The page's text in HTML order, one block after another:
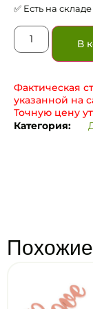
✅ Есть на складе
В
Фактическая
указанной на
Точную цену
Категория: